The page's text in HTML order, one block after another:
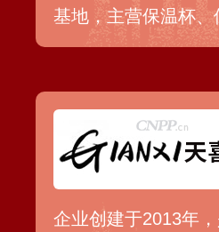
基地，主营保温杯
列产品，年产能超
企业创建于2013年